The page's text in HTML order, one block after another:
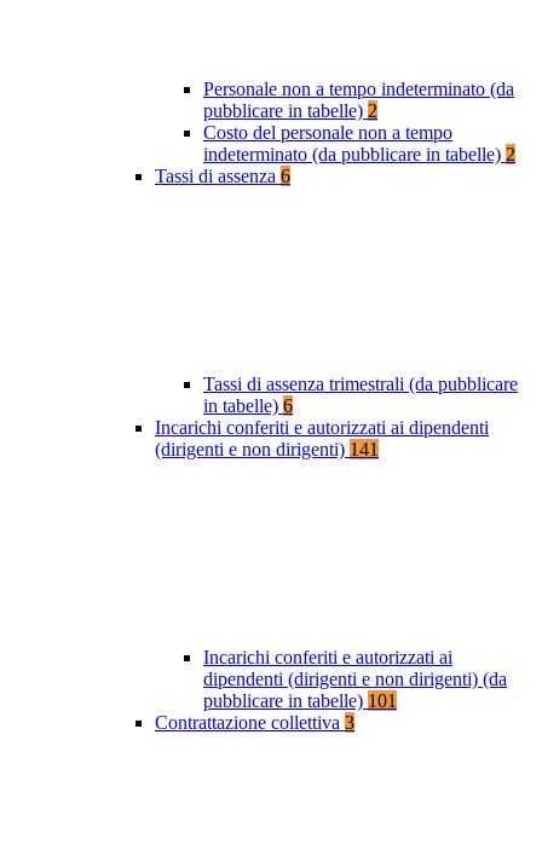
Personale non a tempo indeterminato (da
pubblicare in tabelle) 2
Costo del personale non a tempo
indeterminato (da pubblicare in tabelle) 2
Tassi di assenza 6
Tassi di assenza trimestrali (da pubblicare
in tabelle) 6
Incarichi conferiti e autorizzati ai dipendenti
(dirigenti e non dirigenti) 141
Incarichi conferiti e autorizzati ai
dipendenti (dirigenti e non dirigenti) (da
pubblicare in tabelle) 101
Contrattazione collettiva 3